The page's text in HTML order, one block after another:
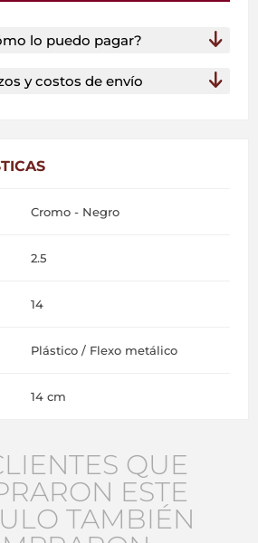
lo puedo pagar?
y costos de envío
Cromo - Negro
2.5
14
Plástico / Flexo metálico
14 cm
QUE
ESTE
TAMBIÉN